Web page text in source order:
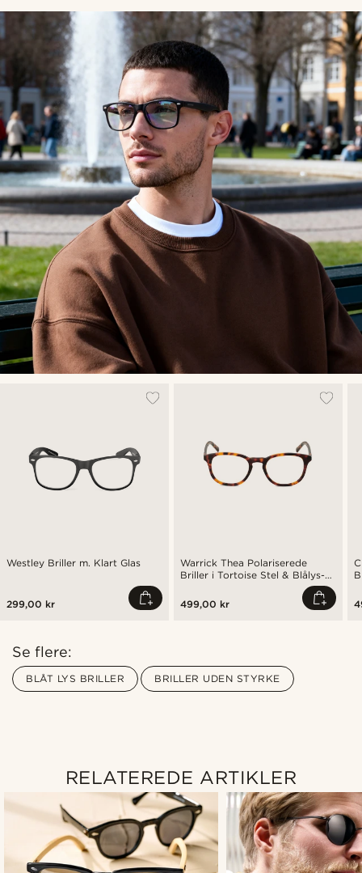
Westley Briller m. Klart Glas
299,00 kr
Warrick Thea Polariserede
Briller i Tortoise Stel & Blålys-
499,00 kr
Se flere:
BLÅT LYS BRILLER BRILLER UDEN STYRKE
RELATEREDE ARTIKLER